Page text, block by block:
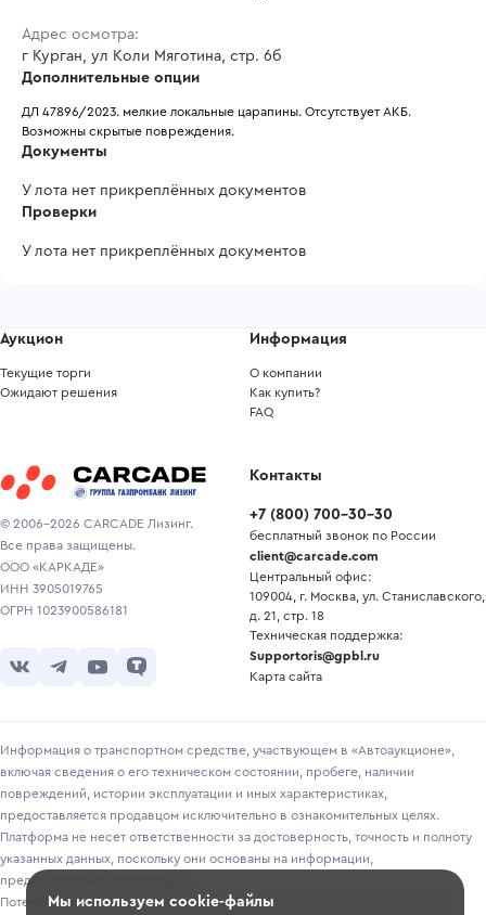
Адрес осмотра:
г Курган, ул Коли Мяготина, стр. 6б
Дополнительные опции
ДЛ 47896/2023. мелкие локальные царапины. Отсутствует АКБ.
Возможны скрытые повреждения.
Документы
У лота нет прикреплённых документов
Проверки
У лота нет прикреплённых документов
© 2006-2026 CARCADE Лизинг.
Все права защищены.
ООО «КАРКАДЕ»
ИНН 3905019765
ОГРН 1023900586181
Аукцион
Текущие торги
Ожидают решения
Информация
О компании
Как купить?
FAQ
Контакты
+7 (800) 700-30-30
бесплатный звонок по России
client@carcade.com
Центральный офис:
109004, г. Москва, ул. Станиславского,
д. 21, стр. 18
Техническая поддержка:
Supportoris@gpbl.ru
Карта сайта
Информация о транспортном средстве, участвующем в «Автоаукционе»,
включая сведения о его техническом состоянии, пробеге, наличии
повреждений, истории эксплуатации и иных характеристиках,
предоставляется продавцом исключительно в ознакомительных целях.
Платформа не несет ответственности за достоверность, точность и полноту
указанных данных, поскольку они основаны на информации,
предоставленной продавцом.
Потенциальным покупателям рекомендуется самостоятельно проверять
Мы используем cookie-файлы